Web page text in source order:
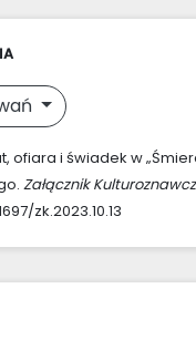
ofiara i świadek w
Załącznik
zk.2023.10.13